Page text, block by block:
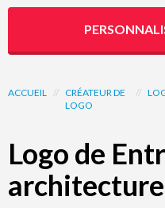
ACCUEIL // CRÉATEUR DE
LOGO
//
Logo de